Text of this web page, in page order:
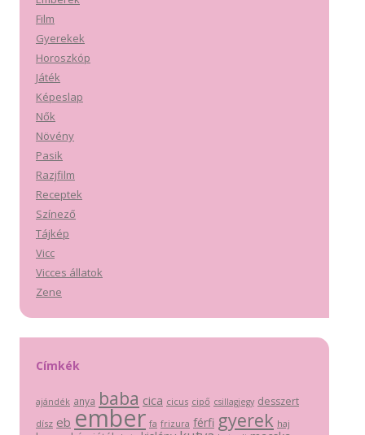
Film
Gyerekek
Horoszkóp
Játék
Képeslap
Nők
Növény
Pasik
Razjfilm
Receptek
Színező
Tájkép
Vicc
Vicces állatok
Zene
Címkék
ajándék anya baba cica cicus cipő csillagjegy desszert
dísz eb ember fa frizura férfi gyerek haj